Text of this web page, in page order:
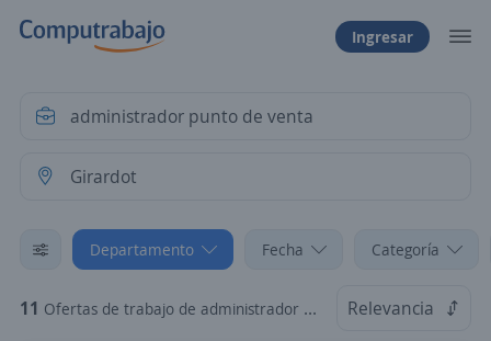
Ingresar
Departamento Fecha Categoría
11 Ofertas de trabajo de administrador punto de venta en Girardot, Cundinamarca Relevancia